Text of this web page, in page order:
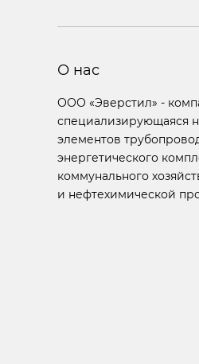
О нас
ООО «Эверстил» -
специализирующаяся
элементов
энергетического
коммунального
и нефтехимической